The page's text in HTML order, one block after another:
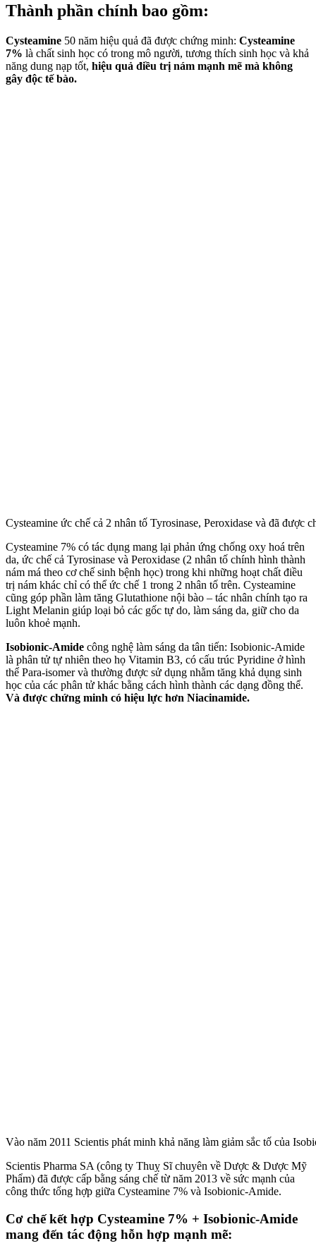
Thành phần chính bao gồm:
Cysteamine 50 năm hiệu quả đã được chứng minh: Cysteamine
7% là chất sinh học có trong mô người, tương thích sinh học và khả
năng dung nạp tốt, hiệu quả điều trị nám mạnh mẽ mà không
gây độc tế bào.
Cysteamine ức chế cả 2 nhân tố Tyrosinase, Peroxidase và đã
Cysteamine 7% có tác dụng mang lại phản ứng chống oxy hoá trên
da, ức chế cả Tyrosinase và Peroxidase (2 nhân tố chính hình thành
nám má theo cơ chế sinh bệnh học) trong khi những hoạt chất điều
trị nám khác chỉ có thể ức chế 1 trong 2 nhân tố trên. Cysteamine
cũng góp phần làm tăng Glutathione nội bào – tác nhân chính tạo ra
Light Melanin giúp loại bỏ các gốc tự do, làm sáng da, giữ cho da
luôn khoẻ mạnh.
Isobionic-Amide công nghệ làm sáng da tân tiến: Isobionic-Amide
là phân tử tự nhiên theo họ Vitamin B3, có cấu trúc Pyridine ở hình
thể Para-isomer và thường được sử dụng nhằm tăng khả dụng sinh
học của các phân tử khác bằng cách hình thành các dạng đồng thể.
Và được chứng minh có hiệu lực hơn Niacinamide.
Vào năm 2011 Scientis phát minh khả năng làm giảm sắc tố của
Scientis Pharma SA (công ty Thuỵ Sĩ chuyên về Dược & Dược Mỹ
Phẩm) đã được cấp bằng sáng chế từ năm 2013 về sức mạnh của
công thức tổng hợp giữa Cysteamine 7% và Isobionic-Amide.
Cơ chế kết hợp Cysteamine 7% + Isobionic-Amide
mang đến tác động hỗn hợp mạnh mẽ: